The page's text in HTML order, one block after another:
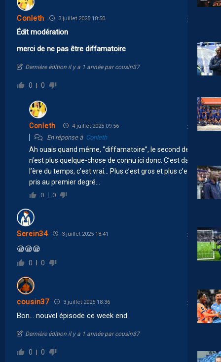
Conleth 3 juillet 2025 18:50
Édit modération
merci de ne pas être diffamatoire
Dernière édition il y a 1 année par cousin37
0 0
Conleth 4 juillet 2025 09:56
En réponse à Conleth
Ah ouais quand même, “diffamatoire”, le second degré
n’est plus quelque-chose de connu ici donc. C’est dans
l’ère du temps, c’est vrai… Plus c’est gros et plus c’est
pris au premier degré…
0 0
Serein34 3 juillet 2025 18:41
😪😪😪
0 0
cousin37 3 juillet 2025 18:36
Bon… nouvel épisode ce week end
Dernière édition il y a 1 année par cousin37
0 0